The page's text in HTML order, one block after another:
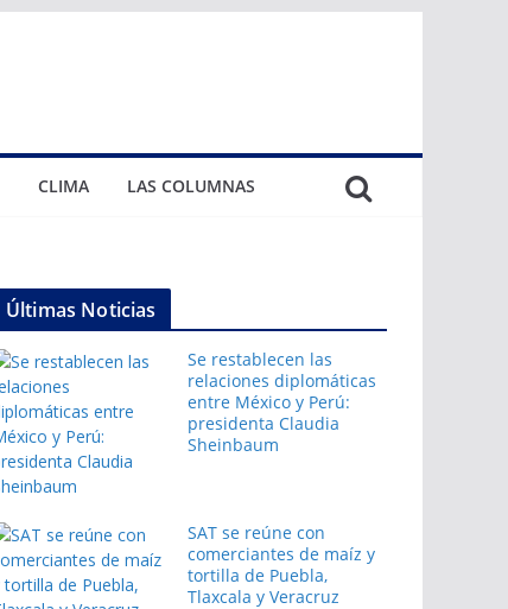
CLIMA LAS COLUMNAS
Últimas Noticias
Se restablecen las
relaciones diplomáticas
entre México y Perú:
presidenta Claudia
Sheinbaum
SAT se reúne con
comerciantes de maíz y
tortilla de Puebla,
Tlaxcala y Veracruz